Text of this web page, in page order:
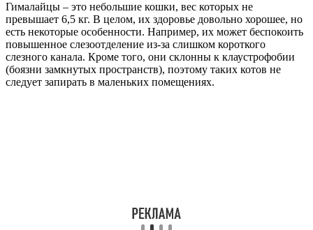
Гималайцы – это небольшие кошки, вес которых не
превышает 6,5 кг. В целом, их здоровье довольно хорошее, но
есть некоторые особенности. Например, их может беспокоить
повышенное слезоотделение из-за слишком короткого
слезного канала. Кроме того, они склонны к клаустрофобии
(боязни замкнутых пространств), поэтому таких котов не
следует запирать в маленьких помещениях.